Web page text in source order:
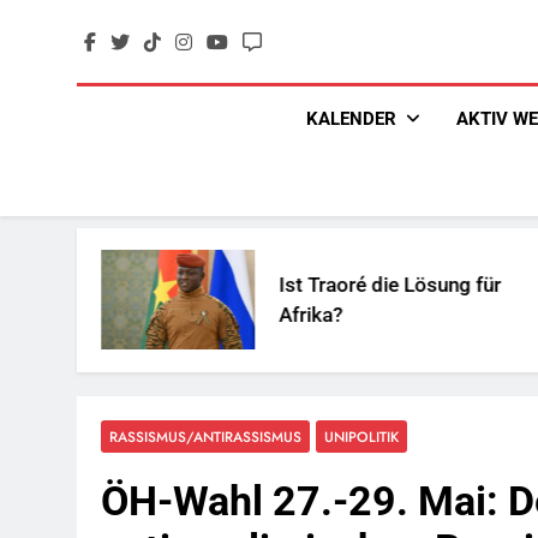
KALENDER AKTIV
Ist Traoré die Lösung für
Afrika?
RASSISMUS/ANTIRASSISMUS UNIPOLITIK
ÖH-Wahl 27.-29. Mai: